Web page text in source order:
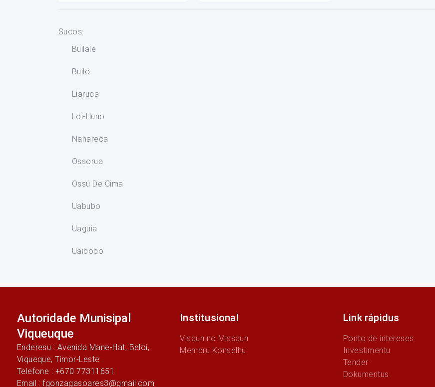
Sucos:
Builale
Builo
Liaruca
Loi-Huno
Nahareca
Ossorua
Ossú De Cima
Uabubo
Uaguia
Uaibobo
Autoridade Munisipal
Viqueuque
Enderesu : Avenida Mane-Hat, Beloi,
Viqueque, Timor-Leste
Telefone : +670 77311651
Email : fgonzagasoares3@gmail.com
Institusional
Visaun no Missaun
Membru Konselhu
Link rápidus
Ponto de intereses
Investimentu
Tender
Dokumentus